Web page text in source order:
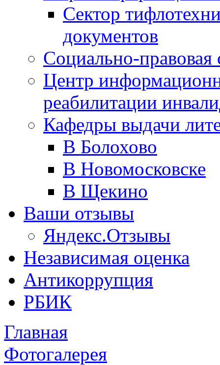
Сектор
документов
Социально-правовая
Центр
реабилитации
Кафедры выдачи
В Болохово
В Новомосковске
В Щекино
Ваши отзывы
Яндекс.Отзывы
Независимая оценка
Антикоррупция
РБИК
Главная
Фотогалерея